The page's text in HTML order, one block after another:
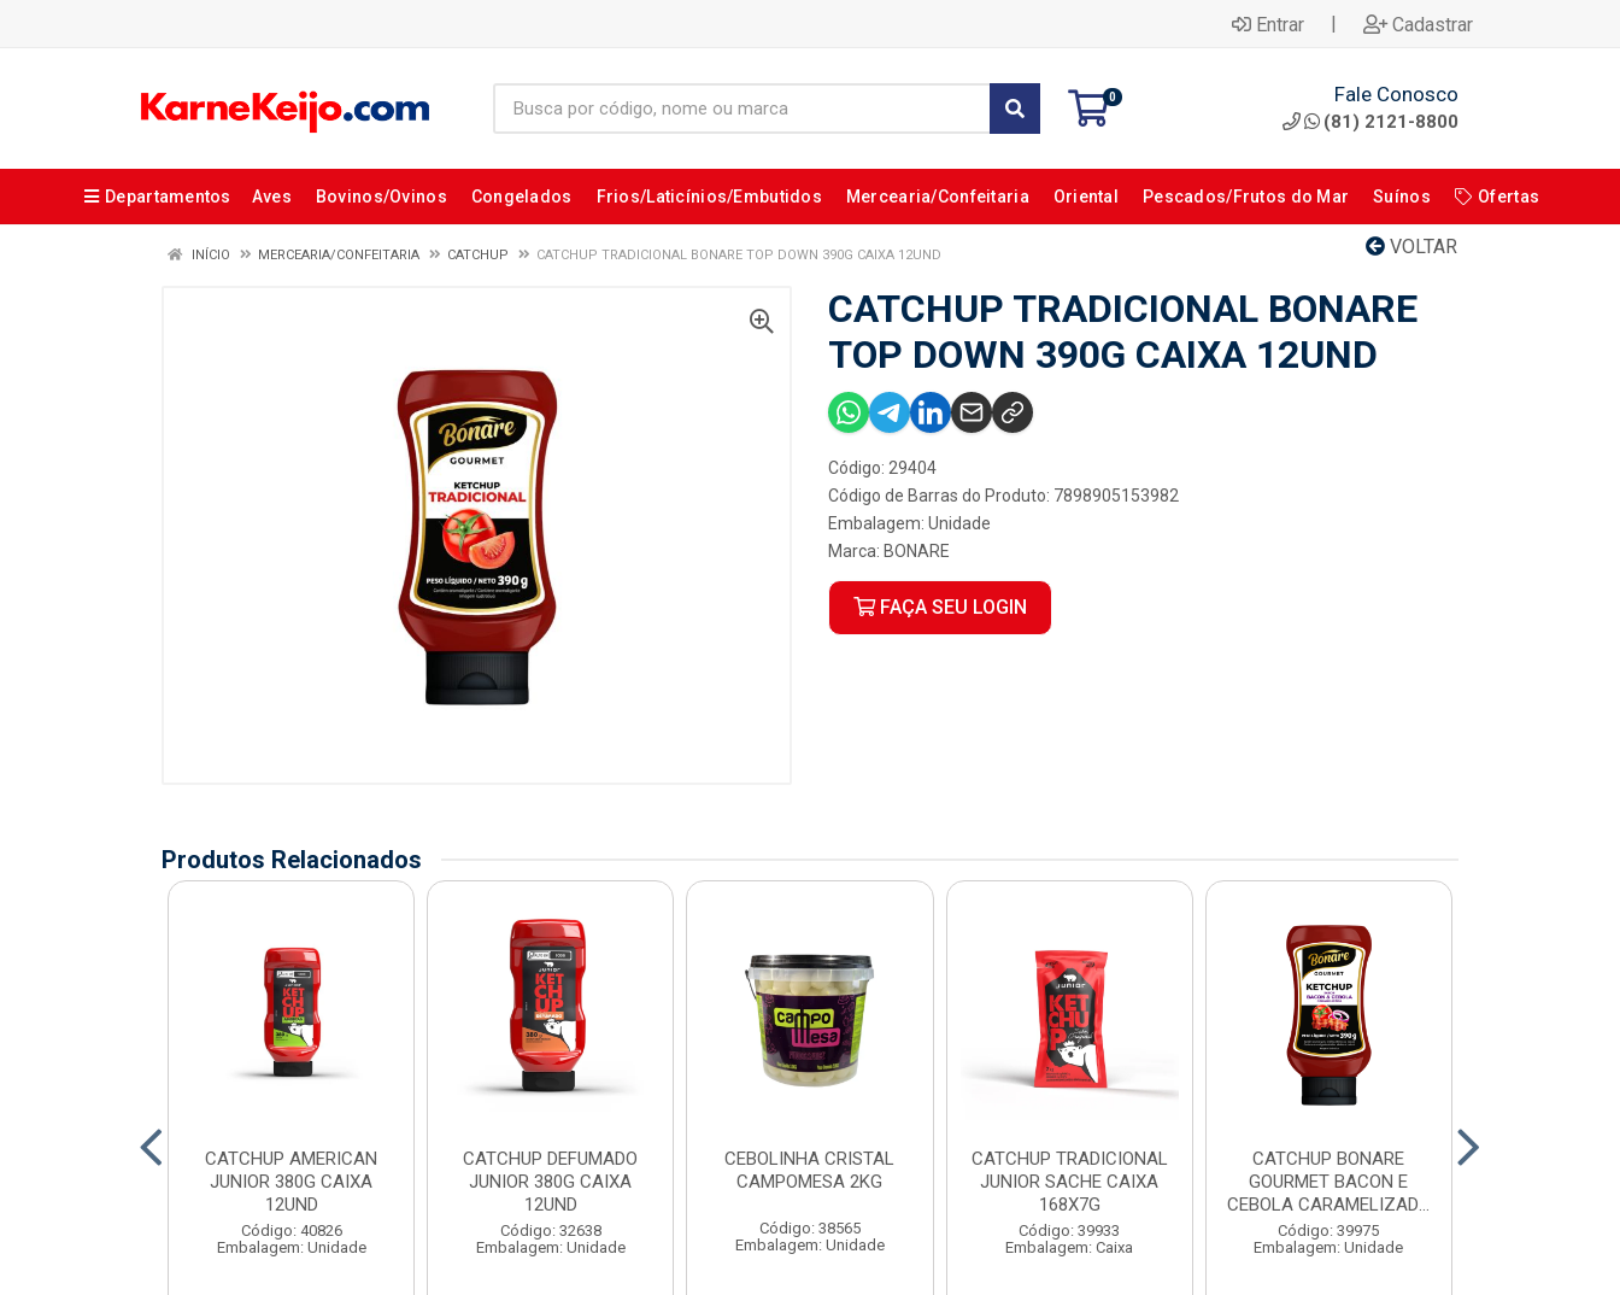
Entrar | Cadastrar
0 Fale Conosco
(81) 2121-8800
Departamentos Aves Bovinos/Ovinos Congelados Frios/Laticínios/Embutidos Mercearia/Confeitaria Oriental Pescados/Frutos do Mar Suínos Ofertas
VOLTAR
INÍCIO MERCEARIA/CONFEITARIA CATCHUP CATCHUP TRADICIONAL BONARE TOP DOWN 390G CAIXA 12UND
CATCHUP TRADICIONAL BONARE
TOP DOWN 390G CAIXA 12UND
Código: 29404
Código de Barras do Produto: 7898905153982
Embalagem: Unidade
Marca: BONARE
FAÇA SEU LOGIN
Produtos Relacionados
CATCHUP AMERICAN
JUNIOR 380G CAIXA
12UND
Código: 40826
Embalagem: Unidade
CATCHUP DEFUMADO
JUNIOR 380G CAIXA
12UND
Código: 32638
Embalagem: Unidade
CEBOLINHA CRISTAL
CAMPOMESA 2KG
Código: 38565
Embalagem: Unidade
CATCHUP TRADICIONAL
JUNIOR SACHE CAIXA
168X7G
Código: 39933
Embalagem: Caixa
CATCHUP BONARE
GOURMET BACON E
CEBOLA CARAMELIZADA
390G
Código: 39975
Embalagem: Unidade